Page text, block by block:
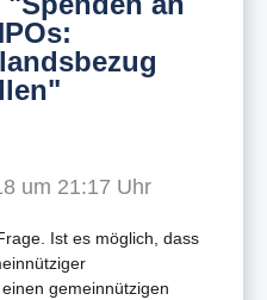
um 21:17 Uhr
Ist es möglich, dass
gemeinnützigen